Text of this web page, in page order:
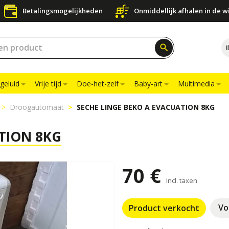
Betalingsmogelijkheden Onmiddellijk afhalen in de
search
Vrije tijd Doe-het-zelf Baby-art Multimedia
Droogautomaat SECHE LINGE BEKO A EVACUATION 8KG
8KG
70 € Incl. taxen
Product verkocht